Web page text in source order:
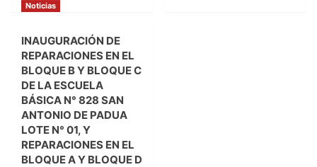
Noticias
INAUGURACIÓN DE
REPARACIONES EN EL
BLOQUE B Y BLOQUE C
DE LA ESCUELA
BÁSICA N° 828 SAN
ANTONIO DE PADUA
LOTE N° 01, Y
REPARACIONES EN EL
BLOQUE A Y BLOQUE D